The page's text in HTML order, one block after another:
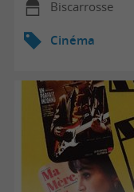
Biscarrosse
Cinéma